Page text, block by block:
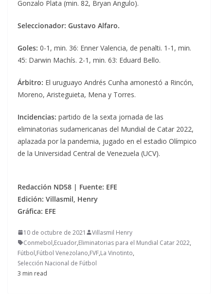
Gonzalo Plata (min. 82, Bryan Angulo).
Seleccionador: Gustavo Alfaro.
Goles: 0-1, min. 36: Enner Valencia, de penalti. 1-1, min.
45: Darwin Machís. 2-1, min. 63: Eduard Bello.
Árbitro: El uruguayo Andrés Cunha amonestó a Rincón,
Moreno, Aristeguieta, Mena y Torres.
Incidencias: partido de la sexta jornada de las
eliminatorias sudamericanas del Mundial de Catar 2022,
aplazada por la pandemia, jugado en el estadio Olímpico
de la Universidad Central de Venezuela (UCV).
Redacción ND58 | Fuente: EFE
Edición: Villasmil, Henry
Gráfica: EFE
10 de octubre de 2021
Villasmil Henry
Conmebol,Ecuador,Eliminatorias para el Mundial Catar 2022,
Fútbol,Fútbol Venezolano,FVF,La Vinotinto,
Selección Nacional de Fútbol
3 min read